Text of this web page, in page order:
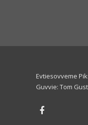
Evtiesovveme
Guvvie: Tom